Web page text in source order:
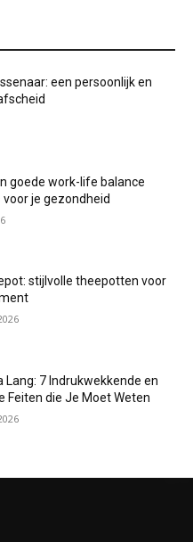
een persoonlijk en
goede work-life balance
voor je gezondheid
stijlvolle theepotten voor
Lang: 7 Indrukwekkende en
Feiten die Je Moet Weten